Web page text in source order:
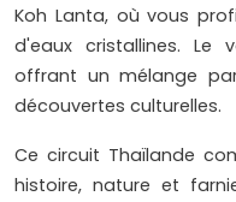
Koh Lanta, où vous
d'eaux cristallines. Le
offrant un mélange
découvertes culturelles.
Ce circuit Thaïlande
histoire, nature et